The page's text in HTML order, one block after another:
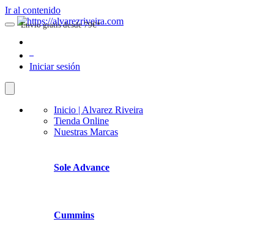
Ir al contenido
Iniciar sesión
Inicio | Alvarez Riveira
Tienda Online
Nuestras Marcas
Sole Advance
Cummins
Envio gratis desde 79€*